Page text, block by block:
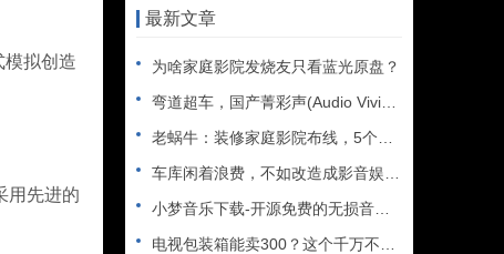
模拟创造
用先进的
最新文章
为啥家庭影院发烧友只看蓝光原盘？
弯道超车，国产菁彩声(Audio Vivid)能否取代杜比全
老蜗牛：装修家庭影院布线，5个必看的注意事项
车库闲着浪费，不如改造成影音娱乐室吧
小梦音乐下载-开源免费的无损音乐下载神器
电视包装箱能卖300？这个千万不要扔……